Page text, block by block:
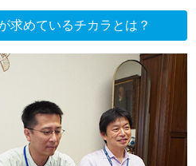
求めているチカラとは？